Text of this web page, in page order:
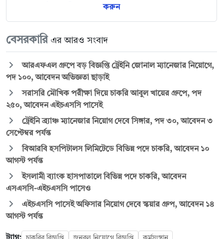
করুন
বেসরকারি এর আরও সংবাদ
আরএফএল গ্রুপে বড় বিজ্ঞপ্তি ট্রেইনি জোনাল ম্যানেজার নিয়োগে,
পদ ১০০, আবেদন অভিজ্ঞতা ছাড়াই
সরাসরি মৌখিক পরীক্ষা দিয়ে চাকরি আবুল খায়ের গ্রুপে, পদ
২৫০, আবেদন এইচএসসি পাসেই
ট্রেইনি ব্র্যাঞ্চ ম্যানেজার নিয়োগ দেবে সিঙ্গার, পদ ৩০, আবেদন ৩
সেপ্টেম্বর পর্যন্ত
বিআরবি হসপিটালস লিমিটেডে বিভিন্ন পদে চাকরি, আবেদন ১০
আগস্ট পর্যন্ত
ইসলামী ব্যাংক হাসপাতালে বিভিন্ন পদে চাকরি, আবেদন
এসএসসি-এইচএসসি পাসেও
এইচএসসি পাসেই অফিসার নিয়োগ দেবে স্কয়ার গ্রুপ, আবেদন ১৪
আগস্ট পর্যন্ত